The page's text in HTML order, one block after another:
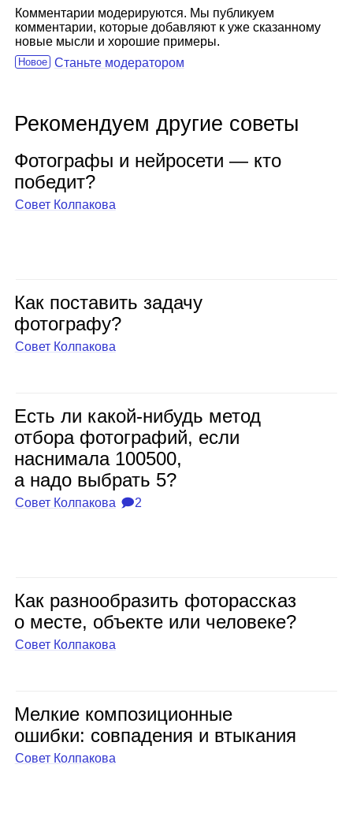
Комментарии модерируются. Мы публикуем
комментарии, которые добавляют к уже сказанному
новые мысли и хорошие примеры.
Новое Станьте модератором
Рекомендуем другие советы
Фото­графы и ней­ро­сети — кто
побе­дит?
Совет Колпакова
Как поста­вить задачу
фото­графу?
Совет Колпакова
Есть ли какой‑нибудь метод
отбора фото­гра­фий, если
насни­мала 100500,
а надо выбрать 5?
Совет Колпакова 🗩2
Как раз­но­об­ра­зить фото­рас­сказ
о месте, объ­екте или чело­веке?
Совет Колпакова
Мел­кие ком­по­зи­ци­он­ные
ошибки: сов­па­де­ния и вты­ка­ния
Совет Колпакова